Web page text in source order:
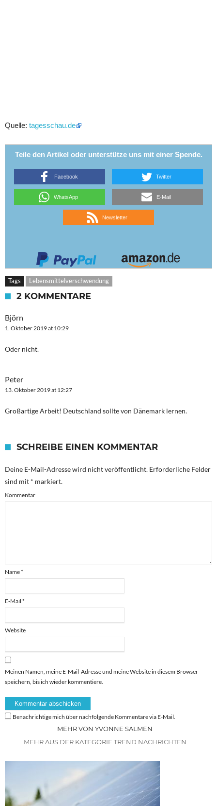
Quelle: tagesschau.de
Teile den Artikel oder unterstütze uns mit einer Spende.
Facebook Twitter
WhatsApp E-Mail
Newsletter
Tags Lebensmittelverschwendung
2 KOMMENTARE
Björn
1. Oktober 2019 at 10:29
Oder nicht.
Peter
13. Oktober 2019 at 12:27
Großartige Arbeit! Deutschland sollte von Dänemark lernen.
SCHREIBE EINEN KOMMENTAR
Deine E-Mail-Adresse wird nicht veröffentlicht. Erforderliche Felder
sind mit * markiert.
Kommentar
Name*
E-Mail *
Website
Meinen Namen, meine E-Mail-Adresse und meine Website in diesem Browser
speichern, bis ich wieder kommentiere.
Benachrichtige mich über nachfolgende Kommentare via E-Mail.
MEHR VON YVONNE SALMEN
MEHR AUS DER KATEGORIE TREND NACHRICHTEN